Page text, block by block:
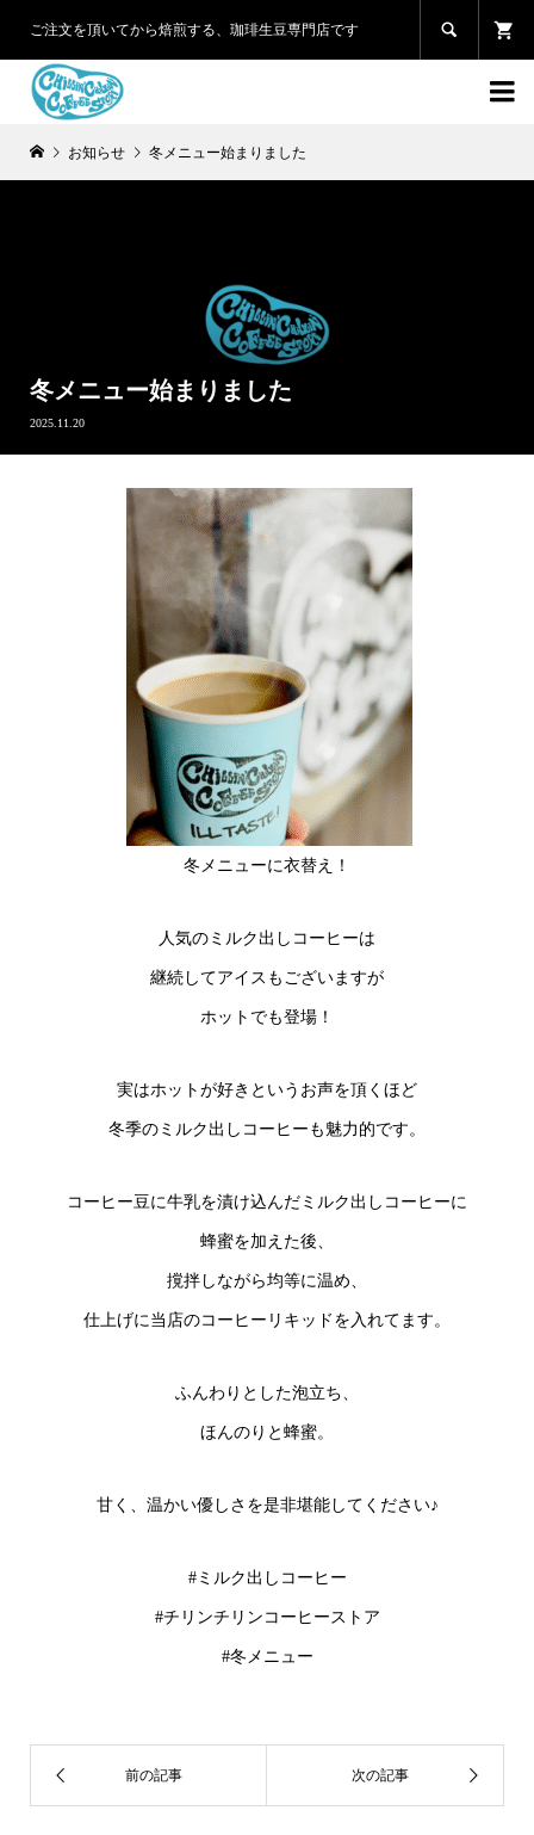
ご注文を頂いてから焙煎する、珈琲生豆専門店です 

お知らせ 冬メニュー始まりました
冬メニュー始まりました
2025.11.20
冬メニューに衣替え！
人気のミルク出しコーヒーは
継続してアイスもございますが
ホットでも登場！
実はホットが好きというお声を頂くほど
冬季のミルク出しコーヒーも魅力的です。
コーヒー豆に牛乳を漬け込んだミルク出しコーヒーに
蜂蜜を加えた後、
撹拌しながら均等に温め、
仕上げに当店のコーヒーリキッドを入れてます。
ふんわりとした泡立ち、
ほんのりと蜂蜜。
甘く、温かい優しさを是非堪能してください♪
#ミルク出しコーヒー
#チリンチリンコーヒーストア
#冬メニュー